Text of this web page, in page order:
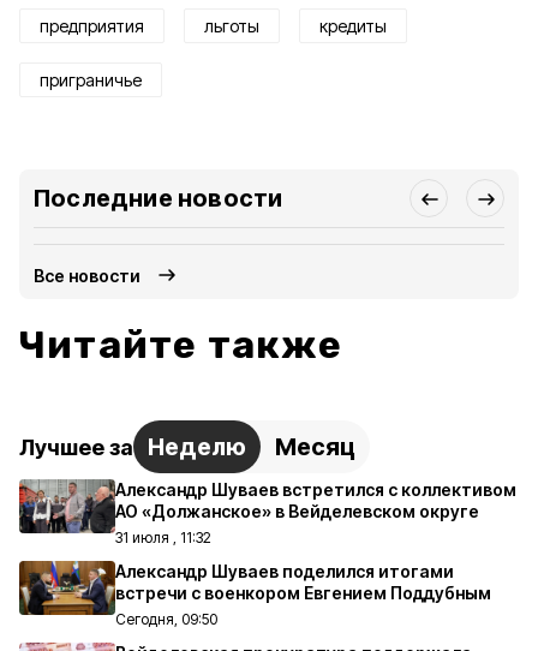
предприятия льготы кредиты
приграничье
Последние новости
Все новости
Читайте также
Лучшее за Неделю Месяц
Александр Шуваев встретился с коллективом
АО «Должанское» в Вейделевском округе
31 июля , 11:32
Александр Шуваев поделился итогами
встречи с военкором Евгением Поддубным
Сегодня, 09:50